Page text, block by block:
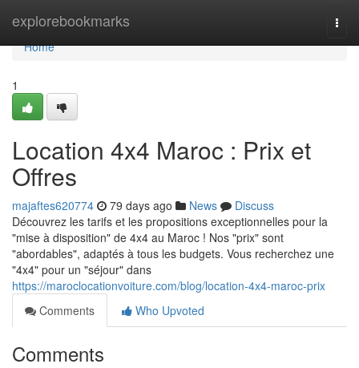
explorebookmarks
Home
Home
1
Location 4x4 Maroc : Prix et
Offres
majaftes620774 79 days ago News
Discuss
Découvrez les tarifs et les propositions exceptionnelles pour la
"mise à disposition" de 4x4 au Maroc ! Nos "prix" sont
"abordables", adaptés à tous les budgets. Vous recherchez une
"4x4" pour un "séjour" dans
https://maroclocationvoiture.com/blog/location-4x4-maroc-prix
Comments
Who Upvoted
Comments